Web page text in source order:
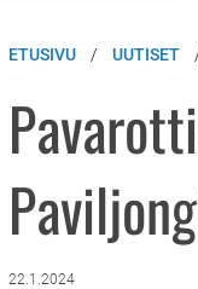
ETUSIVU UUTISET
22.1.2024